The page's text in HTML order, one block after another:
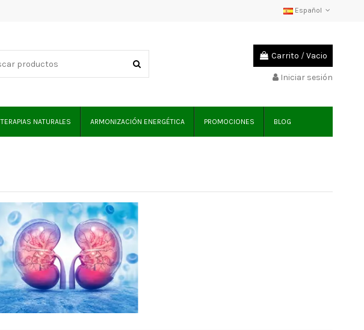
Español
Carrito /Vacio
Iniciar sesión
TERAPIAS NATURALES ARMONIZACIÓN ENERGÉTICA PROMOCIONES BLOG